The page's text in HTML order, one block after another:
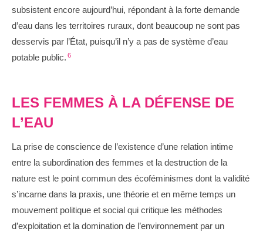
subsistent encore aujourd’hui, répondant à la forte demande
d’eau dans les territoires ruraux, dont beaucoup ne sont pas
desservis par l’État, puisqu’il n’y a pas de système d’eau
potable public. 6
LES FEMMES À LA DÉFENSE DE
L’EAU
La prise de conscience de l’existence d’une relation intime
entre la subordination des femmes et la destruction de la
nature est le point commun des écoféminismes dont la validité
s’incarne dans la praxis, une théorie et en même temps un
mouvement politique et social qui critique les méthodes
d’exploitation et la domination de l’environnement par un